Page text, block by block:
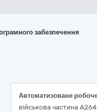
забезпечення
Автоматизоване
військова частина